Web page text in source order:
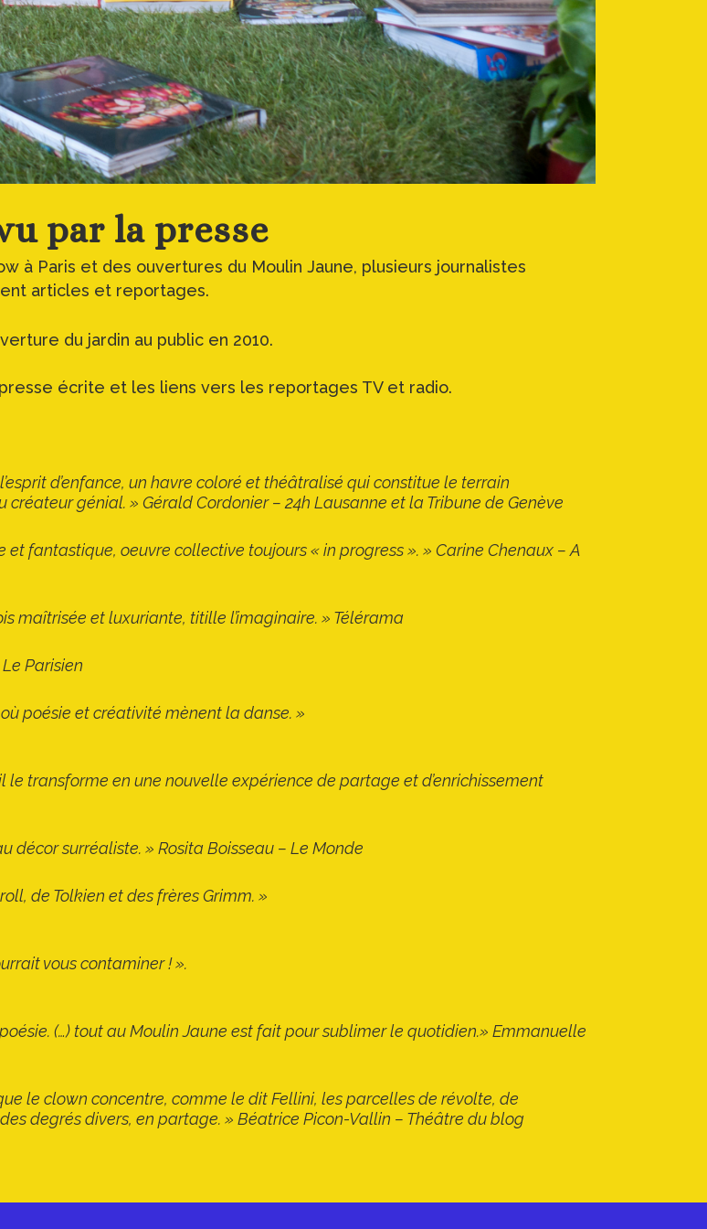
par la presse
à Paris et des ouvertures du Moulin Jaune, plusieurs journalistes
articles et reportages.
du jardin au public en 2010.
écrite et les liens vers les reportages TV et radio.
d’enfance, un havre coloré et théâtralisé qui constitue le terrain
génial. » Gérald Cordonier – 24h Lausanne et la Tribune de Genève
fantastique, oeuvre collective toujours « in progress ». » Carine Chenaux – A
maîtrisée et luxuriante, titille l’imaginaire. » Télérama
Parisien
poésie et créativité mènent la danse. »
transforme en une nouvelle expérience de partage et d’enrichissement
décor surréaliste. » Rosita Boisseau – Le Monde
de Tolkien et des frères Grimm. »
vous contaminer ! ».
(…) tout au Moulin Jaune est fait pour sublimer le quotidien.» Emmanuelle
le clown concentre, comme le dit Fellini, les parcelles de révolte, de
degrés divers, en partage. » Béatrice Picon-Vallin – Théâtre du blog